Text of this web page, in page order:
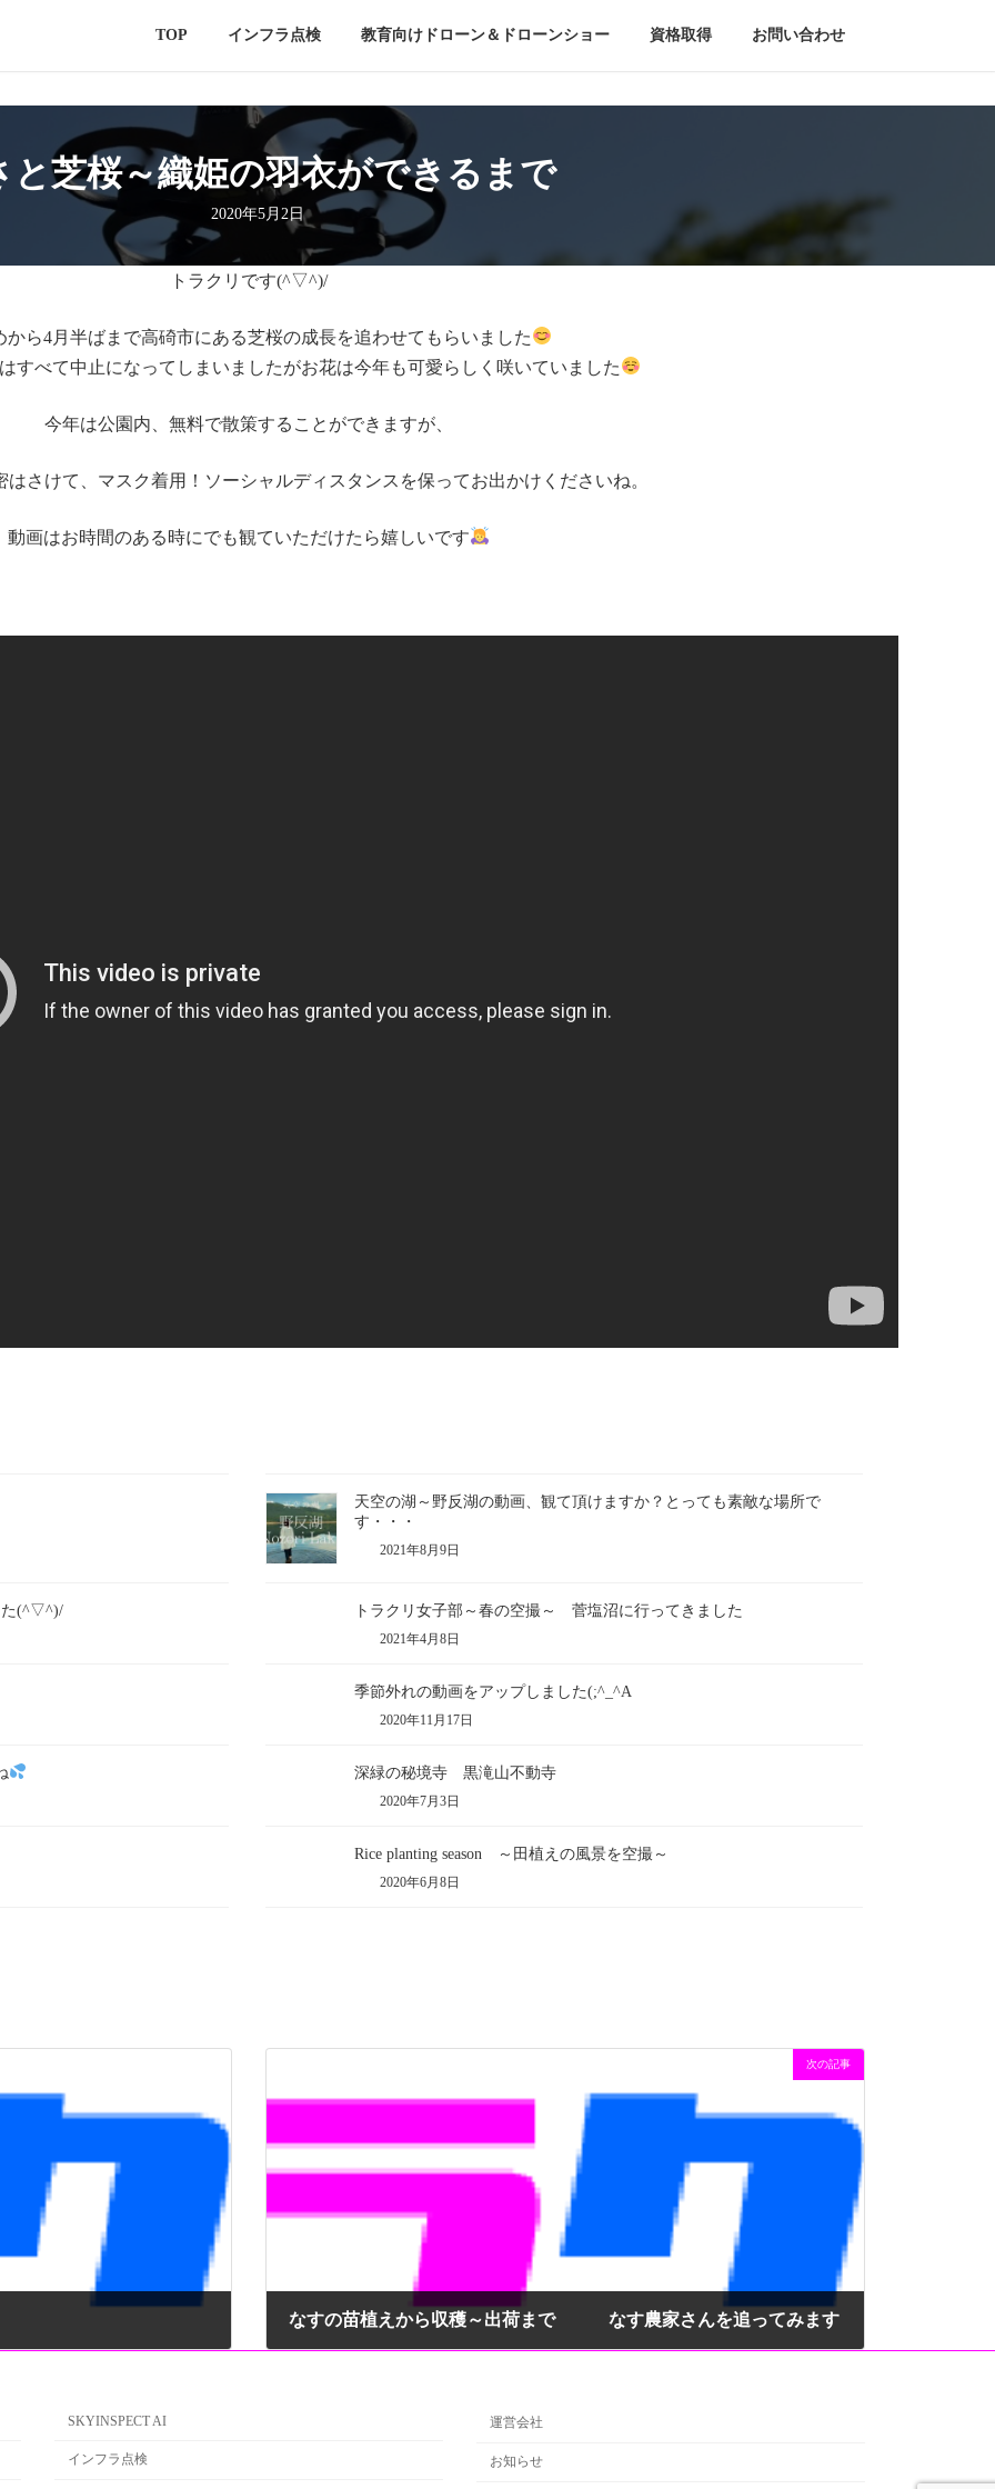
TOP インフラ点検 教育向けドローン＆ドローンショー 資格取得 お問い合わせ
と芝桜～織姫の羽衣ができるまで
2020年5月2日
トラクリです(^▽^)/
から4月半ばまで高碕市にある芝桜の成長を追わせてもらいました
すべて中止になってしまいましたがお花は今年も可愛らしく咲いていました
今年は公園内、無料で散策することができますが、
はさけて、マスク着用！ソーシャルディスタンスを保ってお出かけくださいね。
動画はお時間のある時にでも観ていただけたら嬉しいです
天空の湖～野反湖の動画、観て頂けますか？とっても素敵な場所で
す・・・
2021年8月9日
た(^▽^)/ トラクリ女子部～春の空撮～ 菅塩沼に行ってきました
2021年4月8日
季節外れの動画をアップしました(;^_^A
2020年11月17日
深緑の秘境寺 黒滝山不動寺
2020年7月3日
Rice planting season ～田植えの風景を空撮～
2020年6月8日
次の記事
なすの苗植えから収穫～出荷まで なす農家さんを追ってみます
SKYINSPECT AI
インフラ点検
運営会社
お知らせ